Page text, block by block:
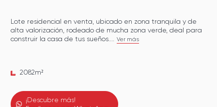
Lote residencial en venta, ubicado en zona tranquila y de
alta valorización, rodeado de mucha zona verde, deal para
construir la casa de tus sueños....
Ver más
2082m²
¡Descubre más!